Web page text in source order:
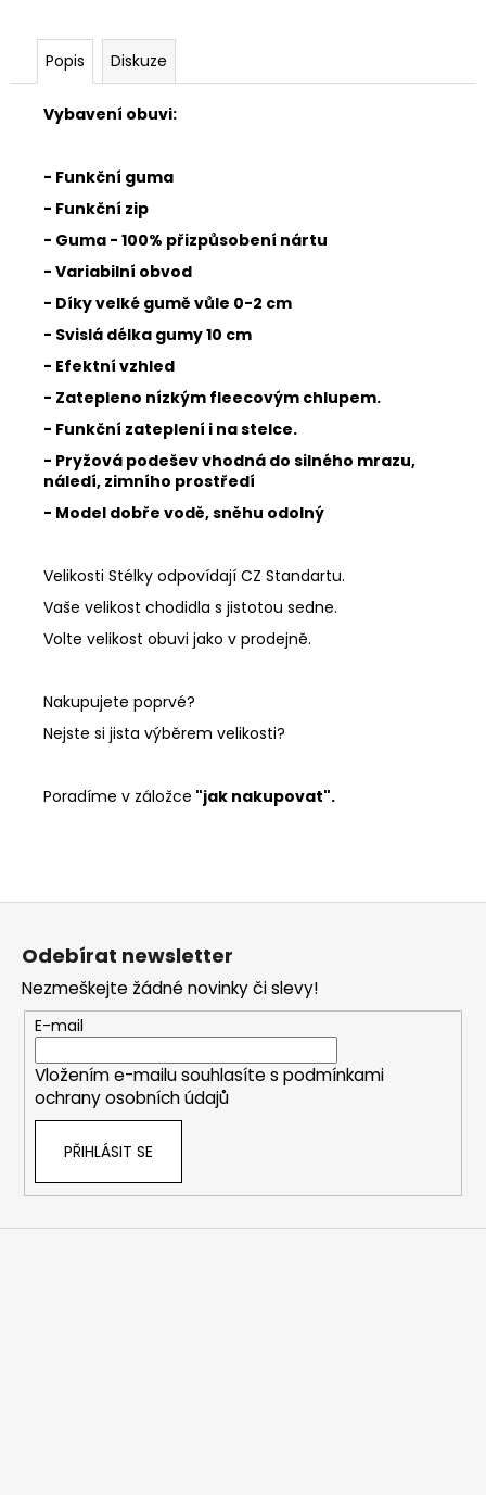
Popis Diskuze
Vybavení obuvi:
- Funkční guma
- Funkční zip
- Guma - 100% přizpůsobení nártu
- Variabilní obvod
- Díky velké gumě vůle 0-2 cm
- Svislá délka gumy 10 cm
- Efektní vzhled
- Zatepleno nízkým fleecovým chlupem.
- Funkční zateplení i na stelce.
- Pryžová podešev vhodná do silného mrazu,
náledí, zimního prostředí
- Model dobře vodě, sněhu odolný
Velikosti Stélky odpovídají CZ Standartu.
Vaše velikost chodidla s jistotou sedne.
Volte velikost obuvi jako v prodejně.
Nakupujete poprvé?
Nejste si jista výběrem velikosti?
Poradíme v záložce "jak nakupovat".
Z
Odebírat newsletter
Nezmeškejte žádné novinky či slevy!
E-mail
Vložením e-mailu souhlasíte s podmínkami
ochrany osobních údajů
PŘIHLÁSIT SE